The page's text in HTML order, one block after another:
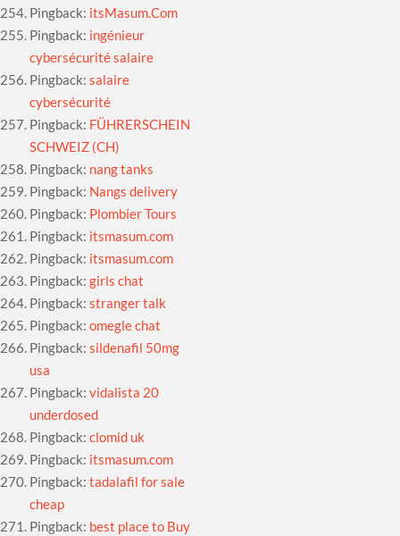
Pingback: itsMasum.Com
Pingback: ingénieur
cybersécurité salaire
Pingback:salaire
cybersécurité
Pingback: FÜHRERSCHEIN
SCHWEIZ (CH)
Pingback: nang tanks
Pingback: Nangs delivery
Pingback: Plombier Tours
Pingback: itsmasum.com
Pingback: itsmasum.com
Pingback:girls chat
Pingback:stranger talk
Pingback:omegle chat
Pingback:sildenafil 50mg
usa
Pingback:vidalista 20
underdosed
Pingback:clomid uk
Pingback: itsmasum.com
Pingback:tadalafil for sale
cheap
Pingback: best place to Buy